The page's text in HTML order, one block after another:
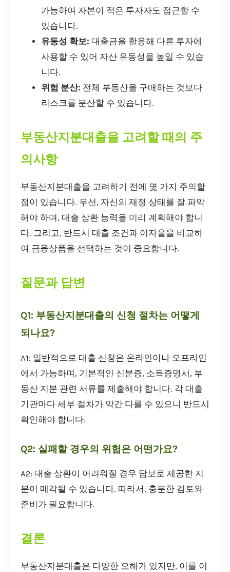
가능하여 자본이 적은 투자자도 접근할 수
있습니다.
유동성 확보: 대출금을 활용해 다른 투자에
사용할 수 있어 자산 유동성을 높일 수 있습
니다.
위험 분산: 전체 부동산을 구매하는 것보다
리스크를 분산할 수 있습니다.
부동산지분대출을 고려할 때의 주
의사항
부동산지분대출을 고려하기 전에 몇 가지 주의할
점이 있습니다. 우선, 자신의 재정 상태를 잘 파악
해야 하며, 대출 상환 능력을 미리 계획해야 합니
다. 그리고, 반드시 대출 조건과 이자율을 비교하
여 금융상품을 선택하는 것이 중요합니다.
질문과 답변
Q1: 부동산지분대출의 신청 절차는 어떻게
되나요?
A1: 일반적으로 대출 신청은 온라인이나 오프라인
에서 가능하며, 기본적인 신분증, 소득증명서, 부
동산 지분 관련 서류를 제출해야 합니다. 각 대출
기관마다 세부 절차가 약간 다를 수 있으니 반드시
확인해야 합니다.
Q2: 실패할 경우의 위험은 어떤가요?
A2: 대출 상환이 어려워질 경우 담보로 제공한 지
분이 매각될 수 있습니다. 따라서, 충분한 검토와
준비가 필요합니다.
결론
부동산지분대출은 다양한 오해가 있지만, 이를 이